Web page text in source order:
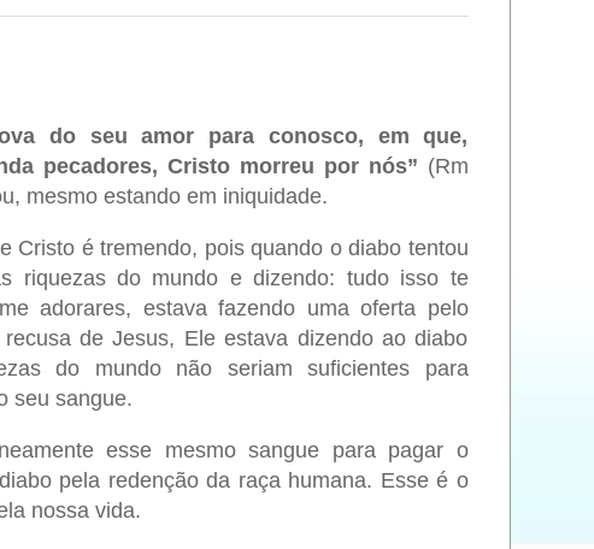
do seu amor para conosco, em que,
pecadores, Cristo morreu por nós” (Rm
mesmo estando em iniquidade.
Cristo é tremendo, pois quando o diabo tentou
riquezas do mundo e dizendo: tudo isso te
adorares, estava fazendo uma oferta pelo
de Jesus, Ele estava dizendo ao diabo
do mundo não seriam suficientes para
seu sangue.
esse mesmo sangue para pagar o
pela redenção da raça humana. Esse é o
nossa vida.